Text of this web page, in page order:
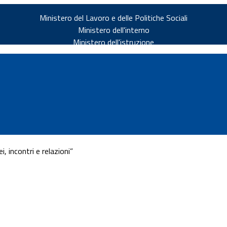
Ministero del Lavoro e delle Politiche Sociali
Ministero dell'interno
Ministero dell'istruzione
incontri e relazioni”